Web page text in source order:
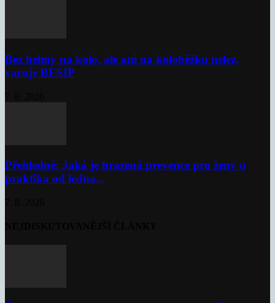
Bez helmy na kolo, ale ani na koloběžku nelez,
varuje BESIP
Přehledně: Jaká je hrazená prevence pro ženy u
praktika od ledna...